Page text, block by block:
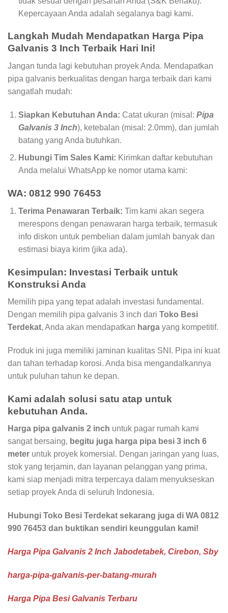
Kepercayaan Anda adalah segalanya bagi kami.
Langkah Mudah Mendapatkan Harga Pipa
Galvanis 3 Inch Terbaik Hari Ini!
Jangan tunda lagi kebutuhan proyek Anda. Mendapatkan
pipa galvanis berkualitas dengan harga terbaik dari kami
sangatlah mudah:
Siapkan Kebutuhan Anda: Catat ukuran (misal: Pipa
Galvanis 3 Inch), ketebalan (misal: 2.0mm), dan jumlah
batang yang Anda butuhkan.
Hubungi Tim Sales Kami: Kirimkan daftar kebutuhan
Anda melalui WhatsApp ke nomor utama kami:
WA: 0812 990 76453
Terima Penawaran Terbaik: Tim kami akan segera
merespons dengan penawaran harga terbaik, termasuk
info diskon untuk pembelian dalam jumlah banyak dan
estimasi biaya kirim (jika ada).
Kesimpulan: Investasi Terbaik untuk
Konstruksi Anda
Memilih pipa yang tepat adalah investasi fundamental.
Dengan memilih pipa galvanis 3 inch dari Toko Besi
Terdekat, Anda akan mendapatkan harga yang kompetitif.
Produk ini juga memiliki jaminan kualitas SNI. Pipa ini kuat
dan tahan terhadap korosi. Anda bisa mengandalkannya
untuk puluhan tahun ke depan.
Kami adalah solusi satu atap untuk
kebutuhan Anda.
Harga pipa galvanis 2 inch untuk pagar rumah kami
sangat bersaing, begitu juga harga pipa besi 3 inch 6
meter untuk proyek komersial. Dengan jaringan yang luas,
stok yang terjamin, dan layanan pelanggan yang prima,
kami siap menjadi mitra terpercaya dalam menyukseskan
setiap proyek Anda di seluruh Indonesia.
Hubungi Toko Besi Terdekat sekarang juga di WA 0812
990 76453 dan buktikan sendiri keunggulan kami!
Harga Pipa Galvanis 2 Inch Jabodetabek, Cirebon, Sby
harga-pipa-galvanis-per-batang-murah
Harga Pipa Besi Galvanis Terbaru